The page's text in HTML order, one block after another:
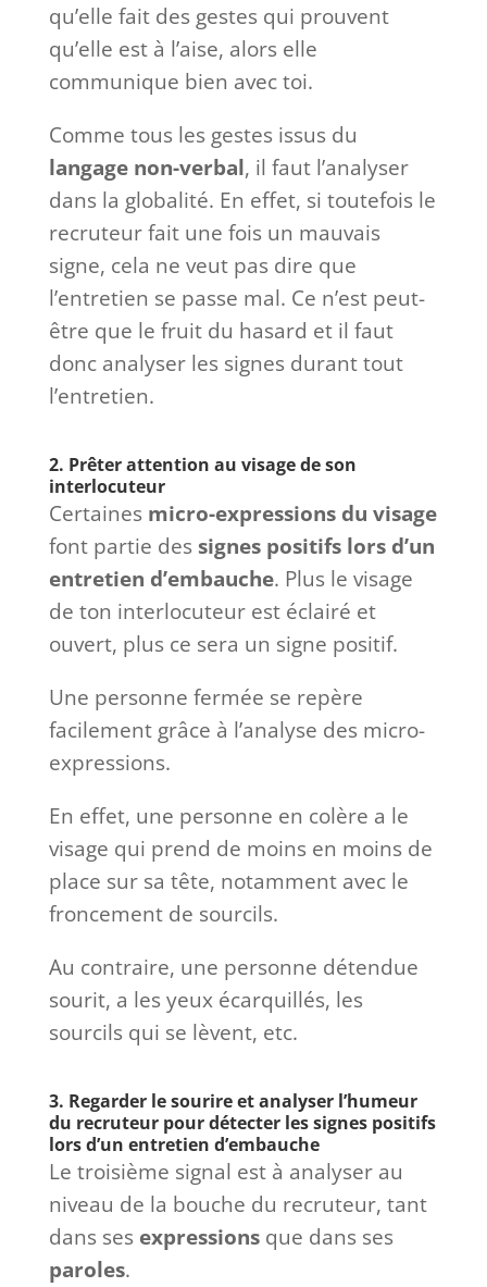
qu’elle fait des gestes qui prouvent
qu’elle est à l’aise, alors elle
communique bien avec toi.
Comme tous les gestes issus du
langage non-verbal, il faut l’analyser
dans la globalité. En effet, si toutefois le
recruteur fait une fois un mauvais
signe, cela ne veut pas dire que
l’entretien se passe mal. Ce n’est peut-
être que le fruit du hasard et il faut
donc analyser les signes durant tout
l’entretien.
2. Prêter attention au visage de son
interlocuteur
Certaines micro-expressions du visage
font partie des signes positifs lors d’un
entretien d’embauche. Plus le visage
de ton interlocuteur est éclairé et
ouvert, plus ce sera un signe positif.
Une personne fermée se repère
facilement grâce à l’analyse des micro-
expressions.
En effet, une personne en colère a le
visage qui prend de moins en moins de
place sur sa tête, notamment avec le
froncement de sourcils.
Au contraire, une personne détendue
sourit, a les yeux écarquillés, les
sourcils qui se lèvent, etc.
3. Regarder le sourire et analyser l’humeur
du recruteur pour détecter les signes positifs
lors d’un entretien d’embauche
Le troisième signal est à analyser au
niveau de la bouche du recruteur, tant
dans ses expressions que dans ses
paroles.